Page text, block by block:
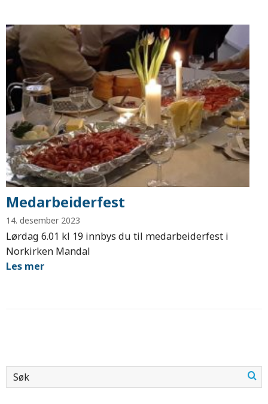
Medarbeiderfest
14. desember 2023
Lørdag 6.01 kl 19 innbys du til medarbeiderfest i
Norkirken Mandal
Les mer